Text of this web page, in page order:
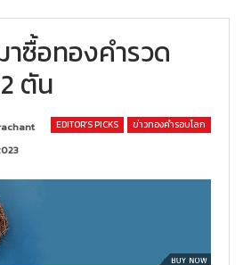
าซื้อทองคำรวด
ตัน
EDITOR’S PICKS ข่าวทองคำรอบโลก